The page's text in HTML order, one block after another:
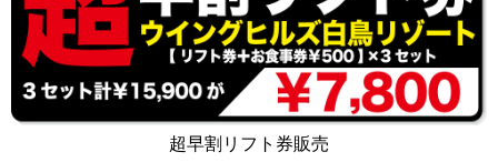
超早割リフト券販売